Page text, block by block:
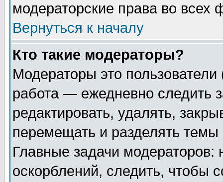
модераторские права во всех
Вернуться к началу
Кто такие модераторы?
Модераторы это
работа — ежедневно следить
редактировать, удалять,
перемещать и разделять
Главные задачи
оскорблений, следить, чтобы